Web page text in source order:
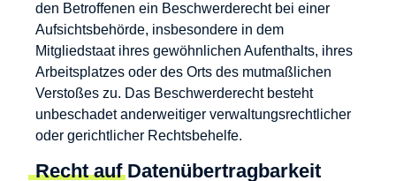
den Betroffenen ein Beschwerderecht bei einer
Aufsichtsbehörde, insbesondere in dem
Mitgliedstaat ihres gewöhnlichen Aufenthalts, ihres
Arbeitsplatzes oder des Orts des mutmaßlichen
Verstoßes zu. Das Beschwerderecht besteht
unbeschadet anderweitiger verwaltungsrechtlicher
oder gerichtlicher Rechtsbehelfe.
Recht auf Daten­übertrag­barkeit